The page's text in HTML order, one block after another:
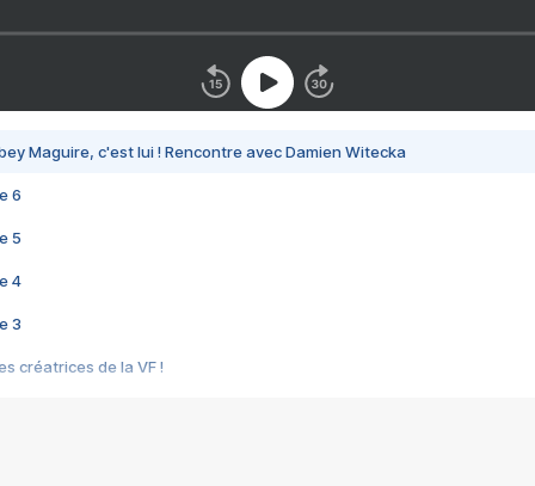
Maguire, c'est lui ! Rencontre avec Damien Witecka
6
5
4
3
créatrices de la VF !